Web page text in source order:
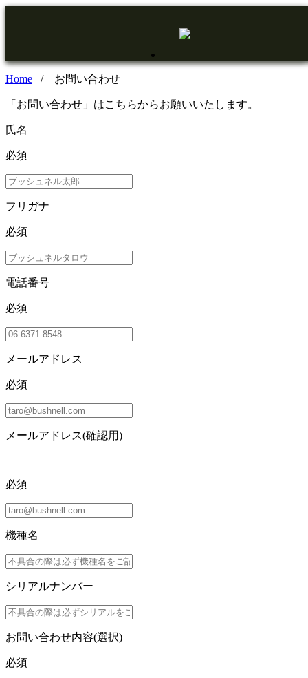
Home / お問い合わせ
「お問い合わせ」 はこちらからお願いいたします。
氏名
必須
フリガナ
必須
電話番号
必須
メールアドレス
必須
メールアドレス(確認用)
必須
機種名
シリアルナンバー
お問い合わせ内容(選択)
必須